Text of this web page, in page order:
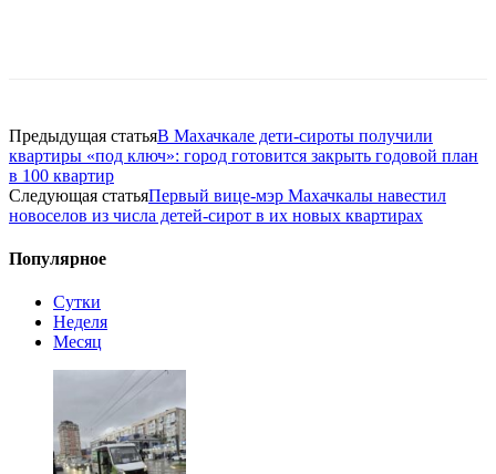
Предыдущая статьяВ Махачкале дети-сироты получили
квартиры «под ключ»: город готовится закрыть годовой план
в 100 квартир
Следующая статьяПервый вице-мэр Махачкалы навестил
новоселов из числа детей-сирот в их новых квартирах
Популярное
Сутки
Неделя
Месяц